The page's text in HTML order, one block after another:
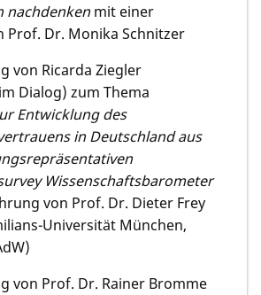
nachdenken mit einer
Prof. Dr. Monika Schnitzer
von Ricarda Ziegler
Dialog) zum Thema
Entwicklung des
in Deutschland aus
Wissenschaftsbarometer
von Prof. Dr. Dieter Frey
Universität München,
von Prof. Dr. Rainer Bromme